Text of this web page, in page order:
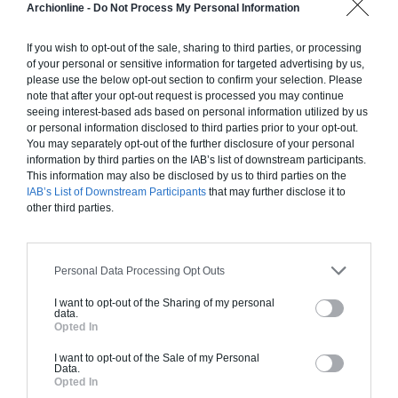
Archionline - Do Not Process My Personal Information
If you wish to opt-out of the sale, sharing to third parties, or processing
of your personal or sensitive information for targeted advertising by us,
please use the below opt-out section to confirm your selection. Please
note that after your opt-out request is processed you may continue
seeing interest-based ads based on personal information utilized by us
or personal information disclosed to third parties prior to your opt-out.
You may separately opt-out of the further disclosure of your personal
information by third parties on the IAB’s list of downstream participants.
This information may also be disclosed by us to third parties on the
IAB’s List of Downstream Participants that may further disclose it to
other third parties.
Personal Data Processing Opt Outs
I want to opt-out of the Sharing of my personal
data.
Opted In
I want to opt-out of the Sale of my Personal
Data.
Opted In
ÉCHANGEZ AVEC NOS EXPERTS
mesure, réalisent un devis avec des
professionnels de confiance proches de chez
vous.
LANCEZ LA MISSION
Après acceptation du devis, les professionnels
réalisent votre projet et votre expert habitat
vous accompagne jusqu’à la livraison de vos